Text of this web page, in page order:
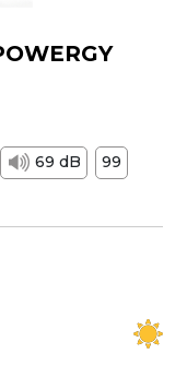
69 dB
99